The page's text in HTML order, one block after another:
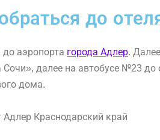
до
аэропорта города Адлер.
Сочи», далее на автобусе №23
дома.